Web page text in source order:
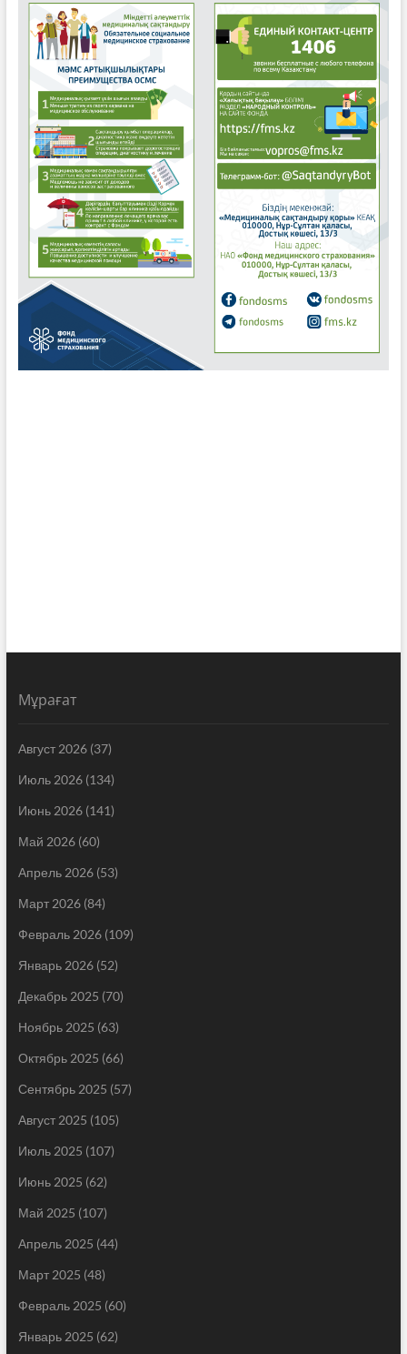
Мұрағат
Август 2026(37)
Июль 2026(134)
Июнь 2026(141)
Май 2026(60)
Апрель 2026(53)
Март 2026(84)
Февраль 2026(109)
Январь 2026(52)
Декабрь 2025 (70)
Ноябрь 2025 (63)
Октябрь 2025 (66)
Сентябрь 2025 (57)
Август 2025 (105)
Июль 2025 (107)
Июнь 2025 (62)
Май 2025 (107)
Апрель 2025 (44)
Март 2025 (48)
Февраль 2025 (60)
Январь 2025 (62)